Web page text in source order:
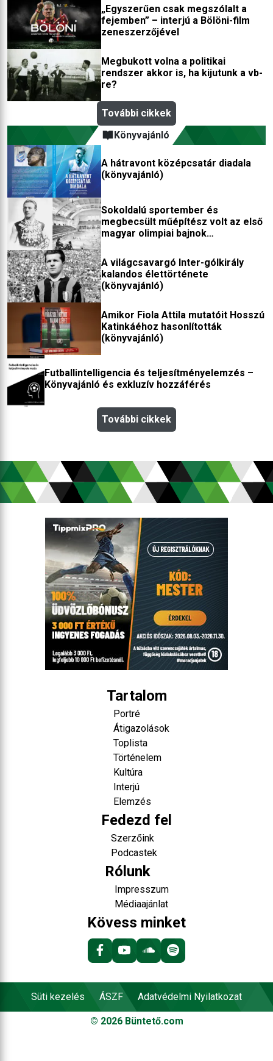
„Egyszerűen csak megszólalt a
fejemben” – interjú a Bölöni-film
zeneszerzőjével
Megbukott volna a politikai
rendszer akkor is, ha kijutunk a vb-
re?
További cikkek
Könyvajánló
A hátravont középcsatár diadala
(könyvajánló)
Sokoldalú sportember és
megbecsült műépítész volt az első
magyar olimpiai bajnok
(könyvajánló)
A világcsavargó Inter-gólkirály
kalandos élettörténete
(könyvajánló)
Amikor Fiola Attila mutatóit Hosszú
Katinkáéhoz hasonlították
(könyvajánló)
Futballintelligencia és teljesítményelemzés –
Könyvajánló és exkluzív hozzáférés
További cikkek
Tartalom
Portré
Átigazolások
Toplista
Történelem
Kultúra
Interjú
Elemzés
Fedezd fel
Szerzőink
Podcastek
Rólunk
Impresszum
Médiaajánlat
Kövess minket
Süti kezelés ÁSZF Adatvédelmi Nyilatkozat
© 2026Büntető.com